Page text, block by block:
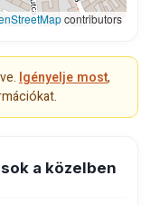
contributors
Igényelje most,
a közelben